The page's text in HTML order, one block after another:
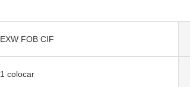
EXW FOB CIF
1 colocar